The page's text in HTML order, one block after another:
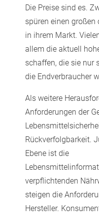
Die Preise sind es.
spüren einen großen
in ihrem Markt.
allem die aktuell
schaffen, die sie nur
die Endverbraucher
Als weitere
Anforderungen der
Rückverfolgbarkeit.
Ebene ist die
verpflichtenden
steigen die
Hersteller.